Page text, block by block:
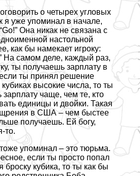
о четырех угловых
я уже упоминал в начале,
Она никак не связана с
настольной
как бы намекает игроку:
На самом деле, каждый раз,
ты получаешь зарплату в
ты принял решение
высокие числа, то ты
зарплату чаще, чем те, кто
единицы и двойки. Такая
в США – чем быстее
получаешь. Ей богу,
то.
упоминал – это тюрьма.
если ты просто попал
броску кубика, то ты как бы